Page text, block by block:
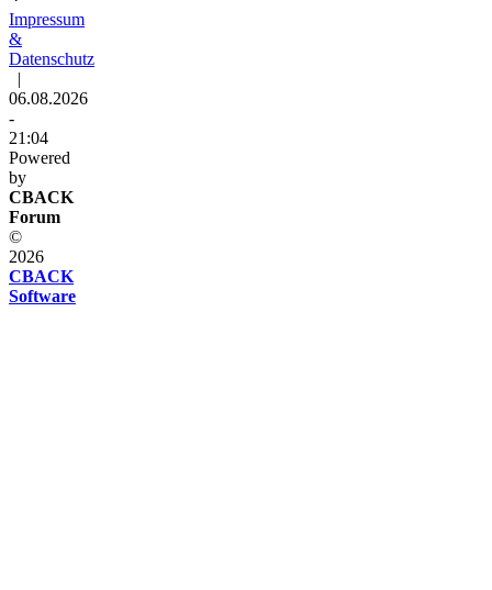
Impressum
&
Datenschutz
|
06.08.2026
-
21:04
Powered
by
CBACK
Forum
©
2026
CBACK
Software